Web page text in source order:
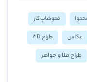
فتوشاپ‌کار
عکاس
طراح 3D
طراح طلا و جواهر